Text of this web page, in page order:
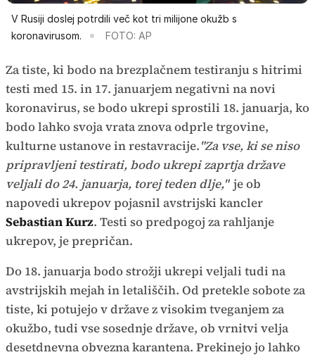
V Rusiji doslej potrdili več kot tri milijone okužb s
koronavirusom.
FOTO: AP
Za tiste, ki bodo na brezplačnem testiranju s hitrimi
testi med 15. in 17. januarjem negativni na novi
koronavirus, se bodo ukrepi sprostili 18. januarja, ko
bodo lahko svoja vrata znova odprle trgovine,
kulturne ustanove in restavracije."Za vse, ki se niso
pripravljeni testirati, bodo ukrepi zaprtja države
veljali do 24. januarja, torej teden dlje," je ob
napovedi ukrepov pojasnil avstrijski kancler
Sebastian Kurz. Testi so predpogoj za rahljanje
ukrepov, je prepričan.
Do 18. januarja bodo strožji ukrepi veljali tudi na
avstrijskih mejah in letališčih. Od pretekle sobote za
tiste, ki potujejo v države z visokim tveganjem za
okužbo, tudi vse sosednje države, ob vrnitvi velja
desetdnevna obvezna karantena. Prekinejo jo lahko